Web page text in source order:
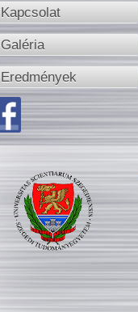
Kapcsolat
Galéria
Eredmények